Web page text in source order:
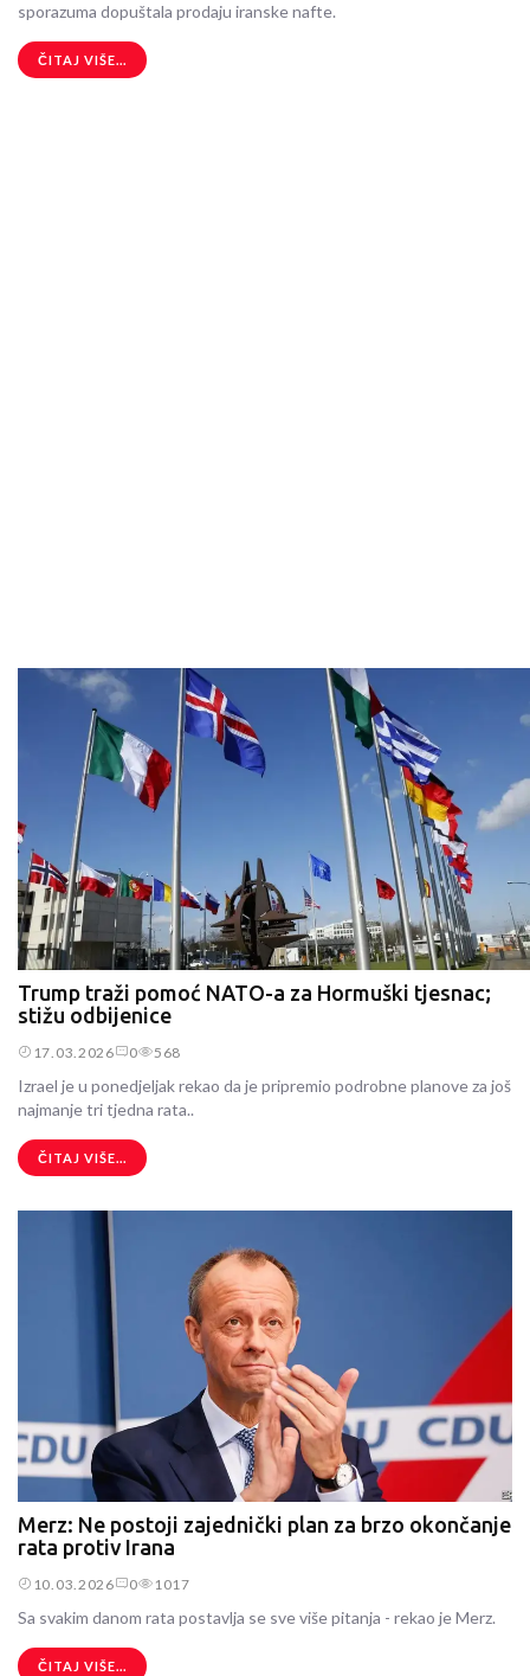
sporazuma dopuštala prodaju iranske nafte.
ČITAJ VIŠE...
Trump traži pomoć NATO-a za Hormuški tjesnac;
stižu odbijenice
17.03.2026 0 568
Izrael je u ponedjeljak rekao da je pripremio podrobne planove za još
najmanje tri tjedna rata..
ČITAJ VIŠE...
Merz: Ne postoji zajednički plan za brzo okončanje
rata protiv Irana
10.03.2026 0 1017
Sa svakim danom rata postavlja se sve više pitanja - rekao je Merz.
ČITAJ VIŠE...